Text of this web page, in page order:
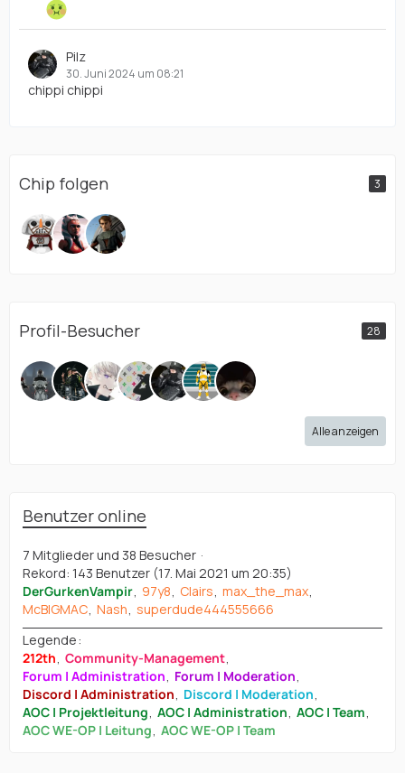
Pilz
30. Juni 2024 um 08:21
chippi chippi
Chip folgen 3
Profil-Besucher 28
Alle anzeigen
Benutzer online
7 Mitglieder und 38 Besucher
Rekord: 143 Benutzer (17. Mai 2021 um 20:35)
DerGurkenVampir 97y8 Clairs max_the_max
McBIGMAC Nash
superdude444555666
Legende
212th Community-Management
Forum | Administration
Forum | Moderation
Discord | Administration
Discord | Moderation
AOC | Projektleitung AOC | Administration AOC | Team
AOC WE-OP | Leitung AOC WE-OP | Team